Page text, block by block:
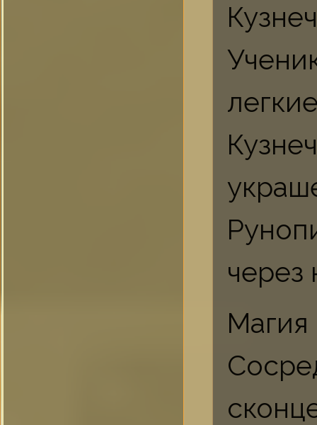
через
Магия